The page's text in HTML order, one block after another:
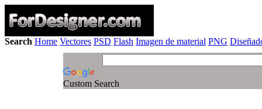
Search Home Vectores PSD Flash Imagen de material PNG
Custom Search